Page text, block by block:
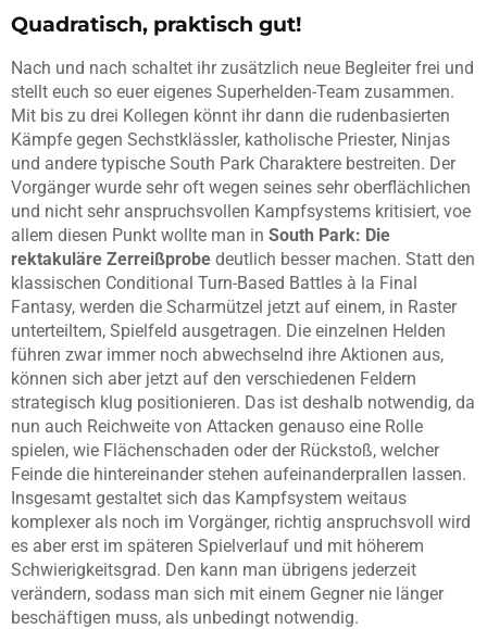
Quadratisch, praktisch gut!
Nach und nach schaltet ihr zusätzlich neue Begleiter frei und
stellt euch so euer eigenes Superhelden-Team zusammen.
Mit bis zu drei Kollegen könnt ihr dann die rudenbasierten
Kämpfe gegen Sechstklässler, katholische Priester, Ninjas
und andere typische South Park Charaktere bestreiten. Der
Vorgänger wurde sehr oft wegen seines sehr oberflächlichen
und nicht sehr anspruchsvollen Kampfsystems kritisiert, voe
allem diesen Punkt wollte man in South Park: Die
rektakuläre Zerreißprobe deutlich besser machen. Statt den
klassischen Conditional Turn-Based Battles à la Final
Fantasy, werden die Scharmützel jetzt auf einem, in Raster
unterteiltem, Spielfeld ausgetragen. Die einzelnen Helden
führen zwar immer noch abwechselnd ihre Aktionen aus,
können sich aber jetzt auf den verschiedenen Feldern
strategisch klug positionieren. Das ist deshalb notwendig, da
nun auch Reichweite von Attacken genauso eine Rolle
spielen, wie Flächenschaden oder der Rückstoß, welcher
Feinde die hintereinander stehen aufeinanderprallen lassen.
Insgesamt gestaltet sich das Kampfsystem weitaus
komplexer als noch im Vorgänger, richtig anspruchsvoll wird
es aber erst im späteren Spielverlauf und mit höherem
Schwierigkeitsgrad. Den kann man übrigens jederzeit
verändern, sodass man sich mit einem Gegner nie länger
beschäftigen muss, als unbedingt notwendig.